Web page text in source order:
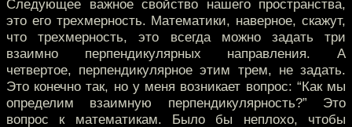
Следующее важное свойство нашего пространства,
это его трехмерность. Математики, наверное, скажут,
что трехмерность, это всегда можно задать три
взаимно перпендикулярных направления. А
четвертое, перпендикулярное этим трем, не задать.
Это конечно так, но у меня возникает вопрос: “Как мы
определим взаимную перпендикулярность?” Это
вопрос к математикам. Было бы неплохо, чтобы